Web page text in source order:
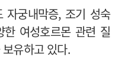
자궁내막증, 조기 성숙
여성호르몬 관련 질
유하고 있다.